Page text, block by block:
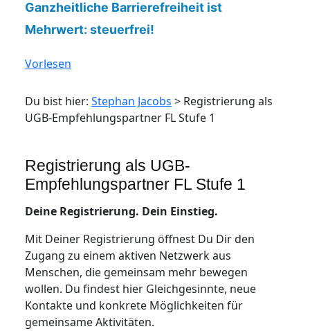
Ganzheitliche Barrierefreiheit ist
Mehrwert: steuerfrei!
Vorlesen
Du bist hier: Stephan Jacobs > Registrierung als
UGB-Empfehlungspartner FL Stufe 1
Registrierung als UGB-
Empfehlungspartner FL Stufe 1
Deine Registrierung. Dein Einstieg.
Mit Deiner Registrierung öffnest Du Dir den
Zugang zu einem aktiven Netzwerk aus
Menschen, die gemeinsam mehr bewegen
wollen. Du findest hier Gleichgesinnte, neue
Kontakte und konkrete Möglichkeiten für
gemeinsame Aktivitäten.